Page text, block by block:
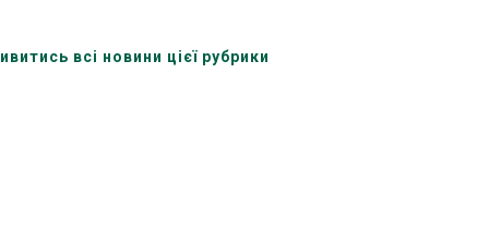
всі новини цієї рубрики